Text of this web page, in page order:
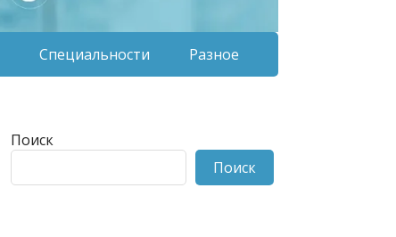
Специальности Разное
Поиск
Поиск